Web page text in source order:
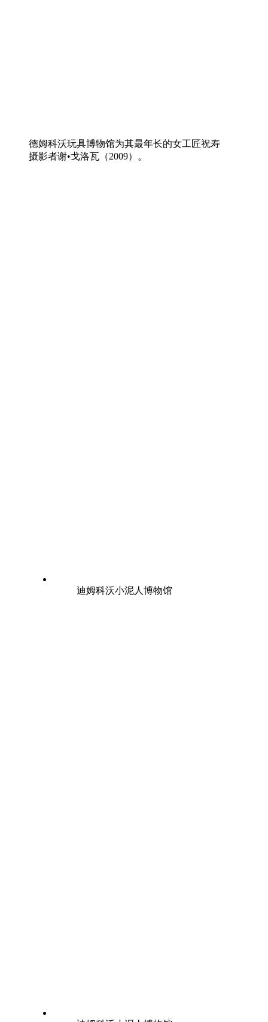
德姆科沃玩具博物馆为其最年长的女工匠祝寿
摄影者谢•戈洛瓦（2009）。
迪姆科沃小泥人博物馆